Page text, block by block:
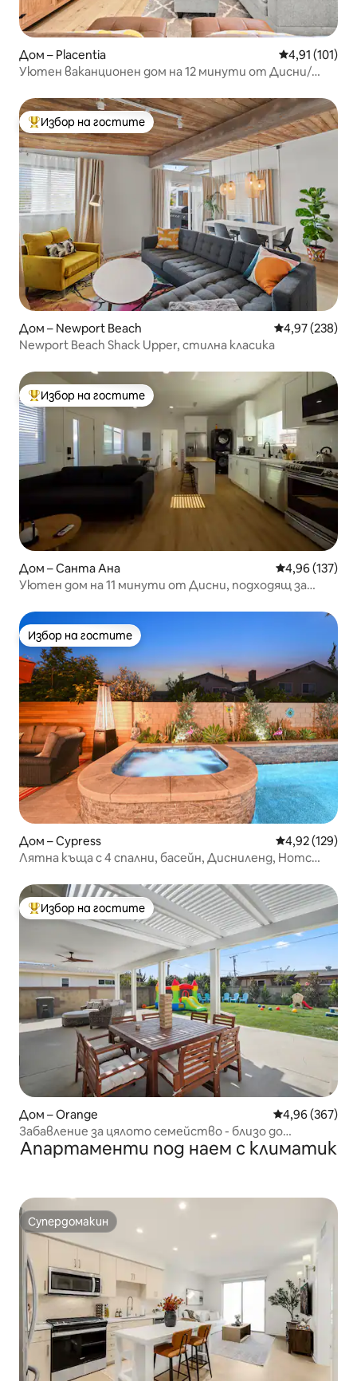
Дом – Placentia Средна
4,91 (101)
Уютен ваканционен дом на 12 минути от Дисни/
Най-популярен избор на гостите
Избор на гостите
Дом – Newport Beach Средна
4,97 (238)
Newport Beach Shack Upper, стилна класика
Най-популярен избор на гостите
Избор на гостите
Дом – Санта Ана Средна
4,96 (137)
Уютен дом на 11 минути от Дисни, подходящ за
Избор на гостите
Избор на гостите
Дом – Cypress Средна
4,92 (129)
Лятна къща с 4 спални, басейн, Дисниленд, Нотс
Най-популярен избор на гостите
Избор на гостите
Дом – Orange Средна
4,96 (367)
Забавление за цялото семейство - близо до
Дисниленд и други
Апартаменти под наем с климатик
Супердомакин
Супердомакин